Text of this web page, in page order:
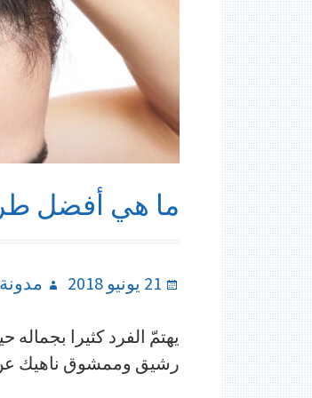
ما هي أفضل
Posted
21 يونيو 2018 Author
يهتمّ الفرد كثيرا
رشيق وممشوق ناهيك عن